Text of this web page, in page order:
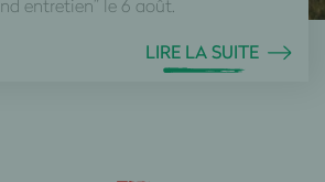
entretien” le 6 août.
LIRE LA SUITE